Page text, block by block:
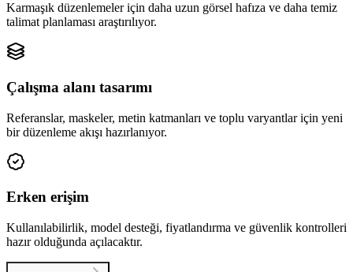
Karmaşık düzenlemeler için daha uzun görsel hafıza ve daha temiz
talimat planlaması araştırılıyor.
Çalışma alanı tasarımı
Referanslar, maskeler, metin katmanları ve toplu varyantlar için yeni
bir düzenleme akışı hazırlanıyor.
Erken erişim
Kullanılabilirlik, model desteği, fiyatlandırma ve güvenlik kontrolleri
hazır olduğunda açılacaktır.